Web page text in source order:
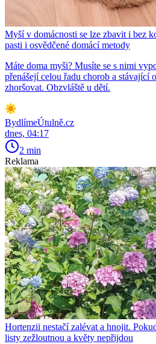
Myší v domácnosti se lze zbavit i bez
pasti i osvědčené domácí metody
Máte doma myši? Musíte se s nimi
přenášejí celou řadu chorob a stávající
zhoršovat. Obzvláště u dětí.
BydlímeÚtulně.cz
dnes, 04:17
2 min
Reklama
Hortenzii nestačí zalévat a hnojit.
listy zežloutnou a květy nepřijdou